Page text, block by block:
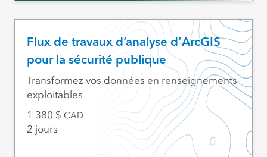
Flux de travaux d’analyse d’ArcGIS
pour la sécurité publique
Transformez vos données en renseignements
exploitables
1 380
CAD
2 jours